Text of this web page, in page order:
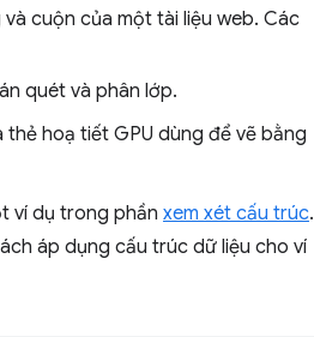
cuộn của một tài liệu web. Các
quét và phân lớp.
hoạ tiết GPU dùng để vẽ bằng
ví dụ trong phần xem xét cấu trúc.
áp dụng cấu trúc dữ liệu cho ví